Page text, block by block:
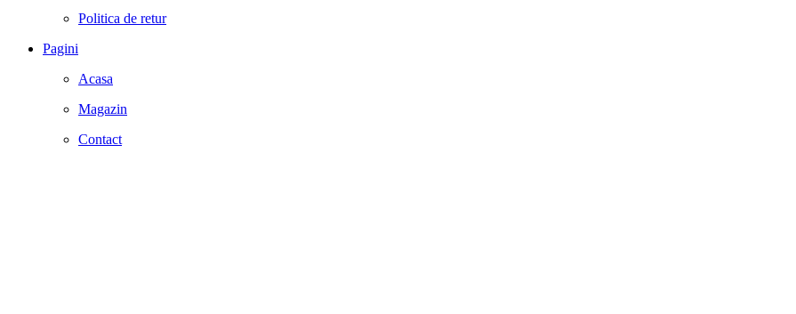
Politica de retur
Pagini
Acasa
Magazin
Contact